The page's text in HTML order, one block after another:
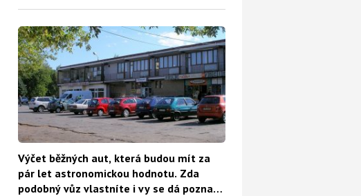
Výčet běžných aut, která budou mít za
pár let astronomickou hodnotu. Zda
podobný vůz vlastníte i vy se dá poznat